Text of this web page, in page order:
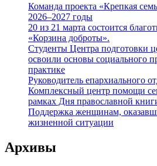
Команда проекта «Крепкая
2026–2027 годы
20 из 21 марта состоится
«Корзина доброты».
Студенты Центра подготовки
освоили основы социального
практике
Руководитель епархиального
Комплексный центр помощи
рамках Дня православной
Поддержка женщинам,
жизненной ситуации
Архивы